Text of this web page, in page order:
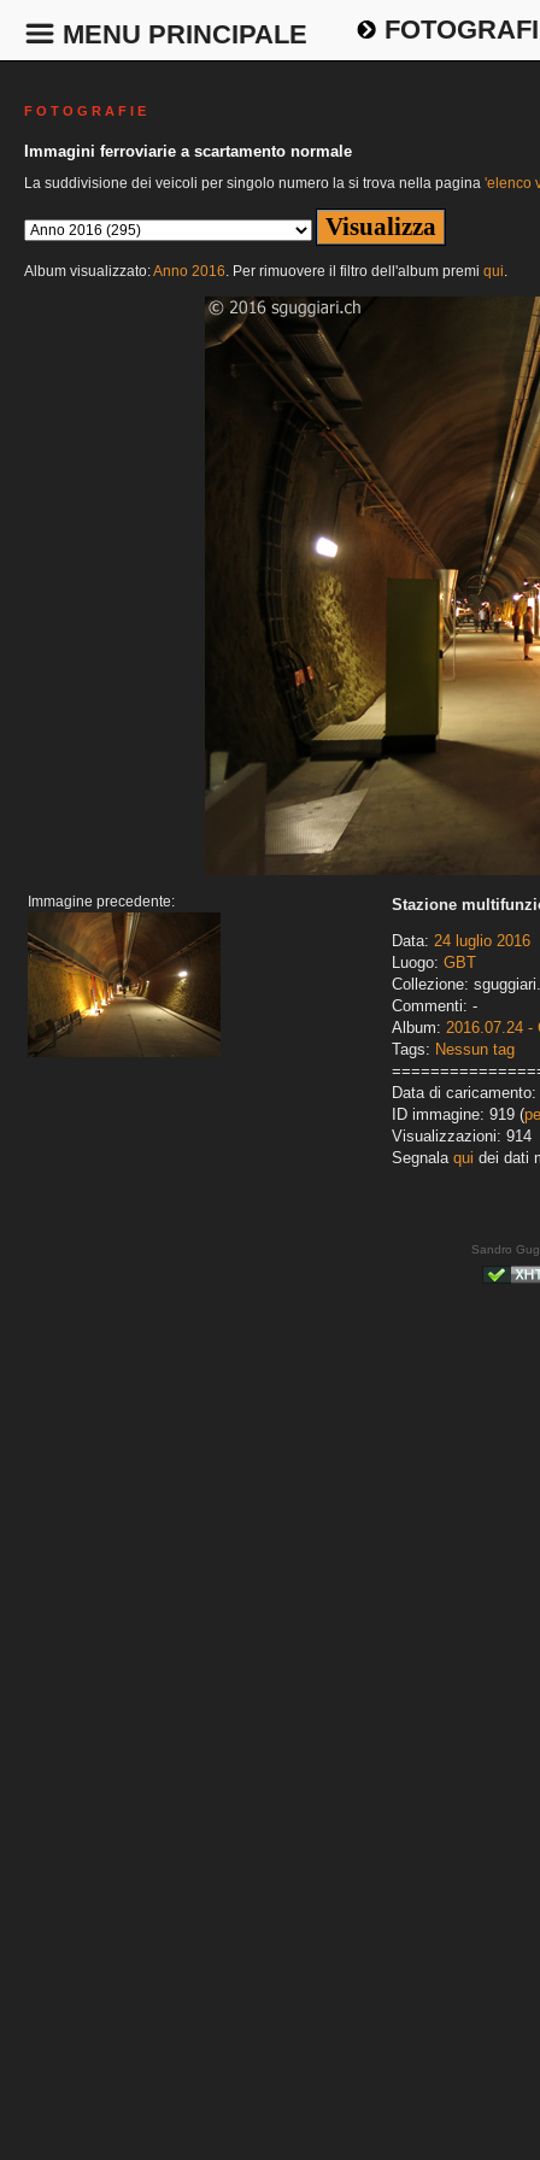
MENU PRINCIPALE
F O T O G R A F I E
Immagini ferroviarie a scartamento normale
La suddivisione dei veicoli per singolo numero la si trova nella pagina 'elenco
Album visualizzato:Anno 2016. Per rimuovere il filtro dell'album premi qui.
Immagine precedente:
Stazione
Data: 24 luglio 2016
Luogo: GBT
Collezione:
Commenti: -
Album: 2016.07.24 -
Tags: Nessun tag
Data di caricamento:
ID immagine: 919 (
Visualizzazioni: 914
Segnala qui dei dati
Sandro